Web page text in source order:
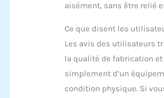
aisément, sans être relié
Ce que disent les
Les avis des utilisateurs
la qualité de fabrication et
simplement d’un
condition physique. Si